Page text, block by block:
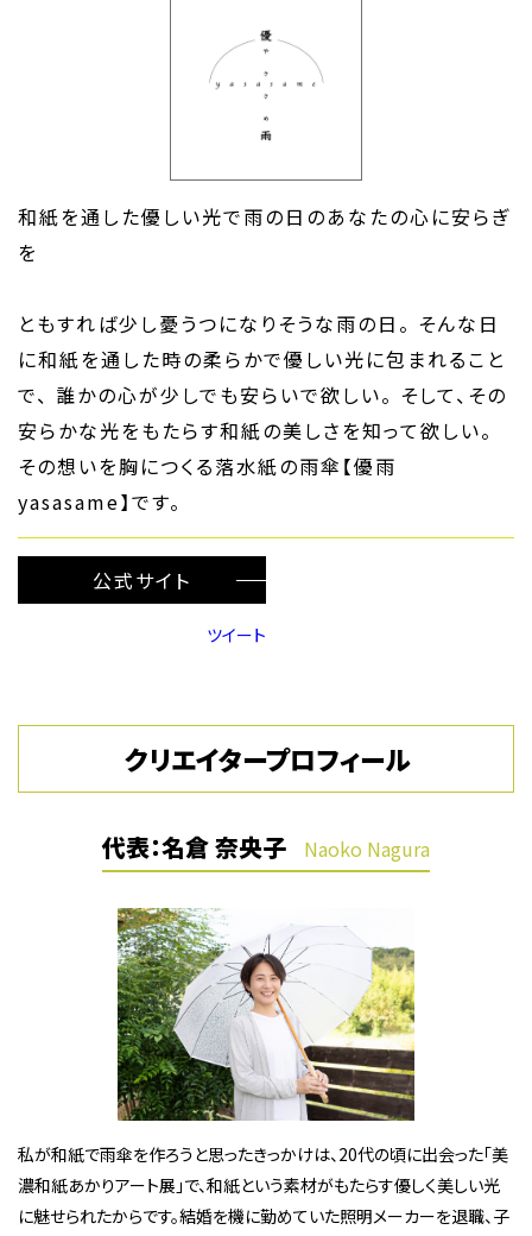
和紙を通した優しい光で雨の日のあなたの心に安らぎ
を
ともすれば少し憂うつになりそうな雨の日。 そんな日
に和紙を通した時の柔らかで優しい光に包まれること
で、 誰かの心が少しでも安らいで欲しい。 そして、その
安らかな光をもたらす和紙の美しさを知って欲しい。
その想いを胸につくる落水紙の雨傘【優雨
yasasame】です。
公式サイト
ツイート
クリエイタープロフィール
代表：名倉 奈央子 Naoko Nagura
私が和紙で雨傘を作ろうと思ったきっかけは、20代の頃に出会った「美
濃和紙あかりアート展」で、和紙という素材がもたらす優しく美しい光
に魅せられたからです。結婚を機に勤めていた照明メーカーを退職、子